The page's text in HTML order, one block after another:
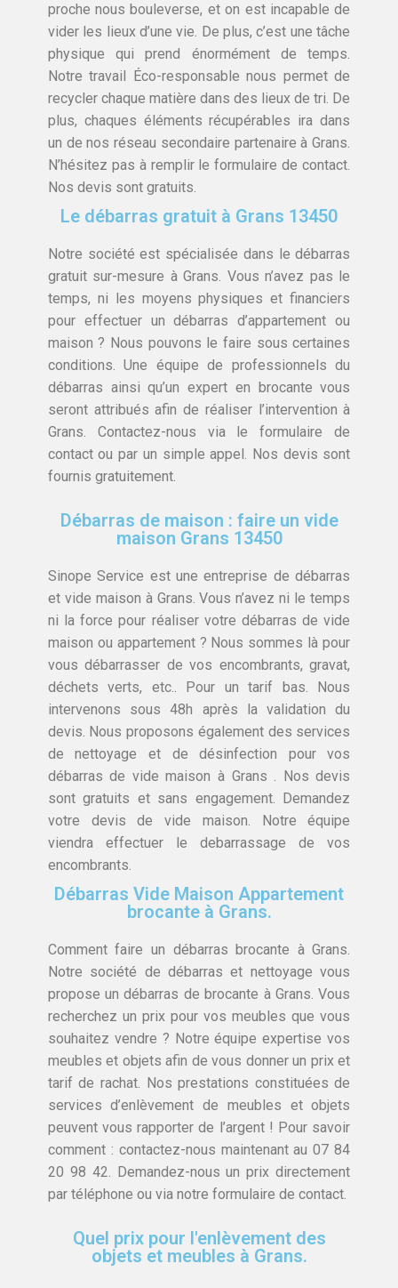
proche nous bouleverse, et on est incapable de
vider les lieux d’une vie. De plus, c’est une tâche
physique qui prend énormément de temps.
Notre travail Éco-responsable nous permet de
recycler chaque matière dans des lieux de tri. De
plus, chaques éléments récupérables ira dans
un de nos réseau secondaire partenaire à Grans.
N’hésitez pas à remplir le formulaire de contact.
Nos devis sont gratuits.
Le débarras gratuit à Grans 13450
Notre société est spécialisée dans le débarras
gratuit sur-mesure à Grans. Vous n’avez pas le
temps, ni les moyens physiques et financiers
pour effectuer un débarras d’appartement ou
maison ? Nous pouvons le faire sous certaines
conditions. Une équipe de professionnels du
débarras ainsi qu’un expert en brocante vous
seront attribués afin de réaliser l’intervention à
Grans. Contactez-nous via le formulaire de
contact ou par un simple appel. Nos devis sont
fournis gratuitement.
Débarras de maison : faire un vide
maison Grans 13450
Sinope Service est une entreprise de débarras
et vide maison à Grans. Vous n’avez ni le temps
ni la force pour réaliser votre débarras de vide
maison ou appartement ? Nous sommes là pour
vous débarrasser de vos encombrants, gravat,
déchets verts, etc.. Pour un tarif bas. Nous
intervenons sous 48h après la validation du
devis. Nous proposons également des services
de nettoyage et de désinfection pour vos
débarras de vide maison à Grans . Nos devis
sont gratuits et sans engagement. Demandez
votre devis de vide maison. Notre équipe
viendra effectuer le debarrassage de vos
encombrants.
Débarras Vide Maison Appartement
brocante à Grans.
Comment faire un débarras brocante à Grans.
Notre société de débarras et nettoyage vous
propose un débarras de brocante à Grans. Vous
recherchez un prix pour vos meubles que vous
souhaitez vendre ? Notre équipe expertise vos
meubles et objets afin de vous donner un prix et
tarif de rachat. Nos prestations constituées de
services d’enlèvement de meubles et objets
peuvent vous rapporter de l’argent ! Pour savoir
comment : contactez-nous maintenant au 07 84
20 98 42. Demandez-nous un prix directement
par téléphone ou via notre formulaire de contact.
Quel prix pour l'enlèvement des
objets et meubles à Grans.